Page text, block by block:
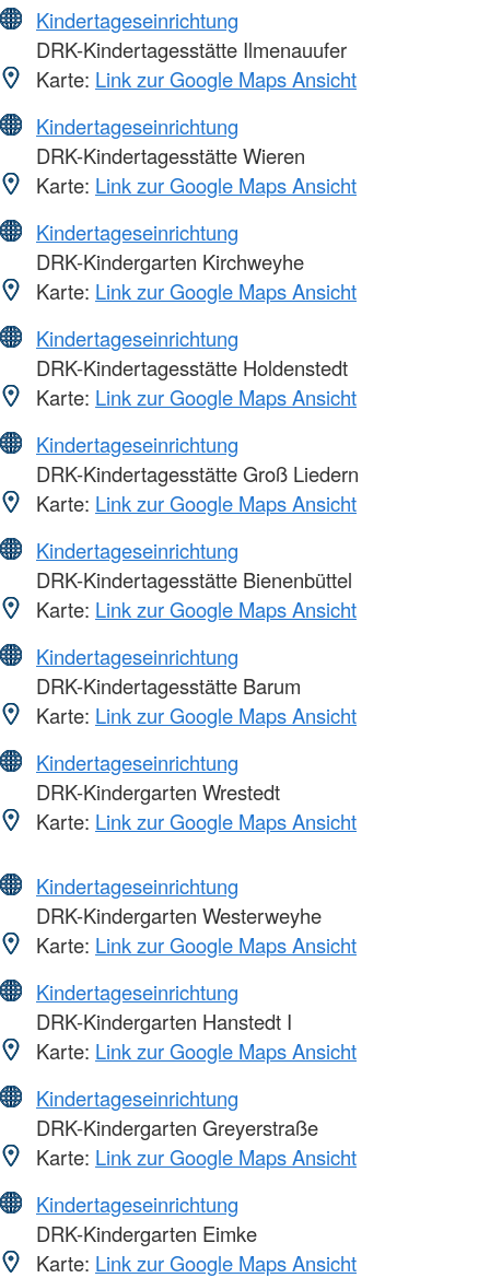
Kindertageseinrichtung
DRK-Kindertagesstätte Ilmenauufer
Karte: Link zur Google Maps Ansicht
Kindertageseinrichtung
DRK-Kindertagesstätte Wieren
Karte: Link zur Google Maps Ansicht
Kindertageseinrichtung
DRK-Kindergarten Kirchweyhe
Karte: Link zur Google Maps Ansicht
Kindertageseinrichtung
DRK-Kindertagesstätte Holdenstedt
Karte: Link zur Google Maps Ansicht
Kindertageseinrichtung
DRK-Kindertagesstätte Groß Liedern
Karte: Link zur Google Maps Ansicht
Kindertageseinrichtung
DRK-Kindertagesstätte Bienenbüttel
Karte: Link zur Google Maps Ansicht
Kindertageseinrichtung
DRK-Kindertagesstätte Barum
Karte: Link zur Google Maps Ansicht
Kindertageseinrichtung
DRK-Kindergarten Wrestedt
Karte: Link zur Google Maps Ansicht
Kindertageseinrichtung
DRK-Kindergarten Westerweyhe
Karte: Link zur Google Maps Ansicht
Kindertageseinrichtung
DRK-Kindergarten Hanstedt I
Karte: Link zur Google Maps Ansicht
Kindertageseinrichtung
DRK-Kindergarten Greyerstraße
Karte: Link zur Google Maps Ansicht
Kindertageseinrichtung
DRK-Kindergarten Eimke
Karte: Link zur Google Maps Ansicht